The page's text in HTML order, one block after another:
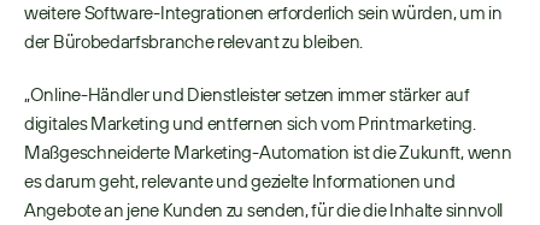
weitere Software-Integrationen erforderlich sein würden, um in
der Bürobedarfsbranche relevant zu bleiben.
„Online-Händler und Dienstleister setzen immer stärker auf
digitales Marketing und entfernen sich vom Printmarketing.
Maßgeschneiderte Marketing-Automation ist die Zukunft, wenn
es darum geht, relevante und gezielte Informationen und
Angebote an jene Kunden zu senden, für die die Inhalte sinnvoll